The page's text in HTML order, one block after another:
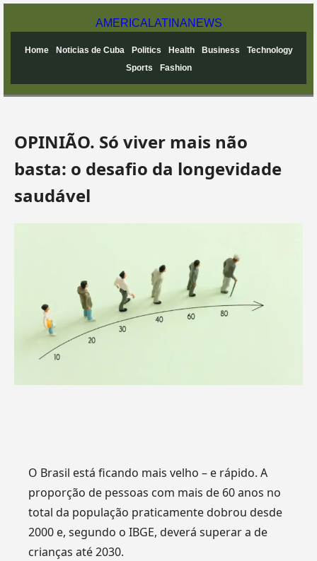
AMERICA LATINANEWS
Home Noticias de Cuba Politics Health Business
Technology
Sports
Fashion
OPINIÃO. Só viver mais não
basta: o desafio da longevidade
saudável
O Brasil está ficando mais velho – e rápido. A
proporção de pessoas com mais de 60 anos no
total da população praticamente dobrou desde
2000 e, segundo o IBGE, deverá superar a de
crianças até 2030.